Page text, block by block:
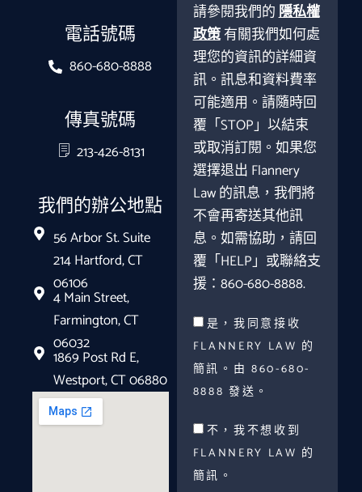
電話號碼
860-680-8888
傳真號碼
213-426-8131
我們的辦公地點
56 Arbor St. Suite
214 Hartford, CT
06106
4 Main Street,
Farmington, CT
06032
1869 Post Rd E,
Westport, CT 06880
請參閱我們的隱私權
政策有關我們如何處
理您的資訊的詳細資
訊。訊息和資料費率
可能適用。請隨時回
覆「STOP」以結束
或取消訂閱。如果您
選擇退出 Flannery
Law 的訊息，我們將
不會再寄送其他訊
息。如需協助，請回
覆「HELP」或聯絡支
援：860-680-8888.
是，我同意接收
FLANNERY LAW 的
簡訊。由 860-680-
8888 發送。
不，我不想收到
FLANNERY LAW 的
簡訊。